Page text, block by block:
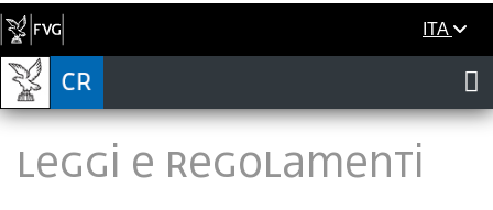
ITA
LEGGI E REGOLAMENTI